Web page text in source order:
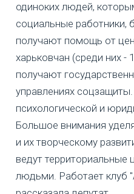
одиноких людей,
социальные работники,
получают помощь от
харьковчан (среди них -
получают
управлениях
психологической и
Большое внимания
и их творческому
ведут
людьми. Работает клуб